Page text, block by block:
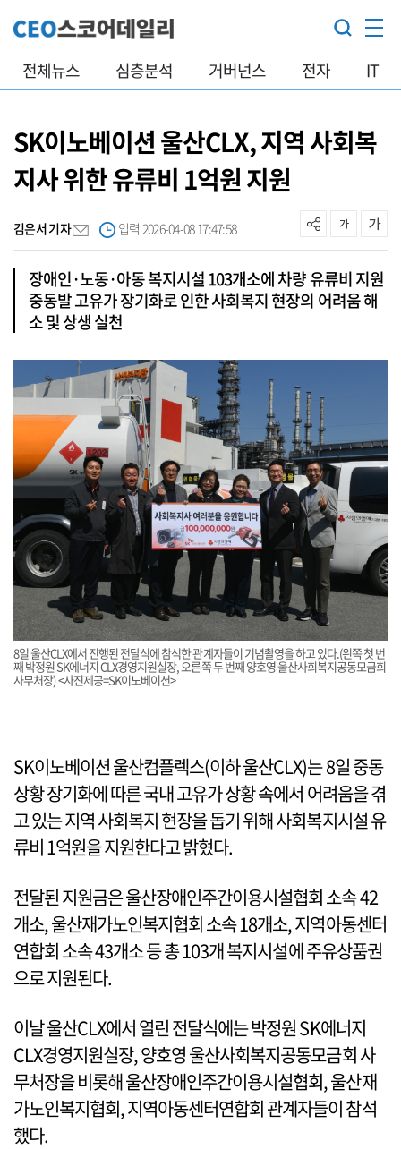
전체뉴스 심층분석 거버넌스 전자 IT
SK이노베이션 울산CLX, 지역 사회복
지사 위한 유류비 1억원 지원
김은서 기자 입력 2026-04-08 17:47:58
장애인·노동·아동 복지시설 103개소에 차량 유류비 지원
중동발 고유가 장기화로 인한 사회복지 현장의 어려움 해
소 및 상생 실천
8일 울산CLX에서 진행된 전달식에 참석한 관계자들이 기념촬영을 하고 있다.(왼쪽 첫 번
째 박정원 SK에너지 CLX경영지원실장, 오른쪽 두 번째 양호영 울산사회복지공동모금회
사무처장) <사진제공=SK이노베이션>
SK이노베이션 울산컴플렉스(이하 울산CLX)는 8일 중동
상황 장기화에 따른 국내 고유가 상황 속에서 어려움을 겪
고 있는 지역 사회복지 현장을 돕기 위해 사회복지시설 유
류비 1억원을 지원한다고 밝혔다.
전달된 지원금은 울산장애인주간이용시설협회 소속 42
개소, 울산재가노인복지협회 소속 18개소, 지역아동센터
연합회 소속 43개소 등 총 103개 복지시설에 주유상품권
으로 지원된다.
이날 울산CLX에서 열린 전달식에는 박정원 SK에너지
CLX경영지원실장, 양호영 울산사회복지공동모금회 사
무처장을 비롯해 울산장애인주간이용시설협회, 울산재
가노인복지협회, 지역아동센터연합회 관계자들이 참석
했다.